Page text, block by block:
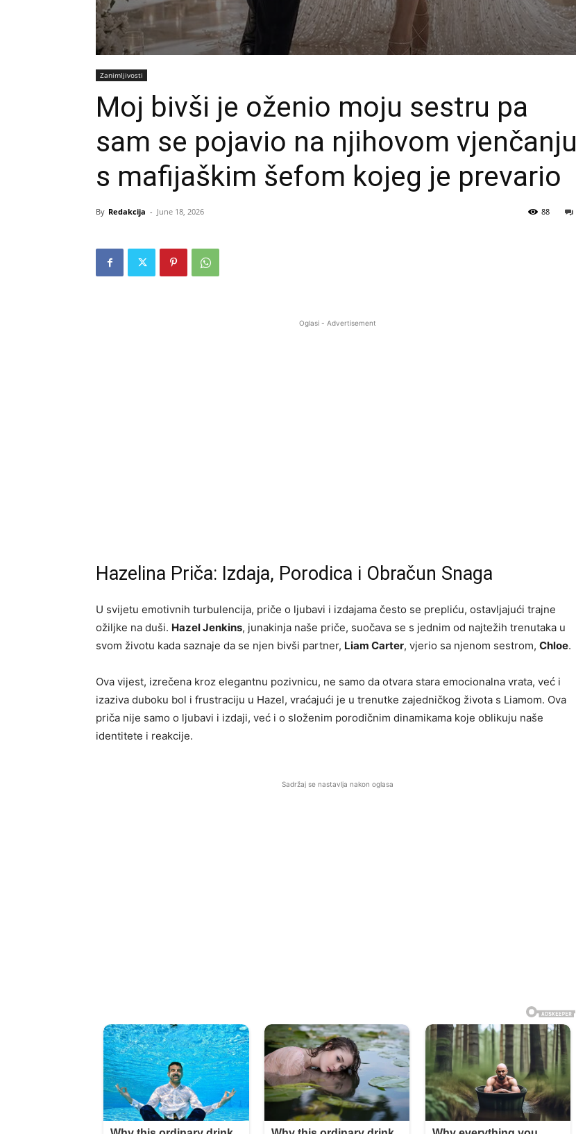
Zanimljivosti
Moj bivši je oženio moju sestru pa
sam se pojavio na njihovom vjenčanju
s mafijaškim šefom kojeg je prevario
By Redakcija - June 18, 2026 88
Oglasi - Advertisement
Hazelina Priča: Izdaja, Porodica i Obračun Snaga
U svijetu emotivnih turbulencija, priče o ljubavi i izdajama često se prepliću, ostavljajući trajne
ožiljke na duši. Hazel Jenkins, junakinja naše priče, suočava se s jednim od najtežih trenutaka u
svom životu kada saznaje da se njen bivši partner, Liam Carter, vjerio sa njenom sestrom, Chloe.
Ova vijest, izrečena kroz elegantnu pozivnicu, ne samo da otvara stara emocionalna vrata, već i
izaziva duboku bol i frustraciju u Hazel, vraćajući je u trenutke zajedničkog života s Liamom. Ova
priča nije samo o ljubavi i izdaji, već i o složenim porodičnim dinamikama koje oblikuju naše
identitete i reakcije.
Sadržaj se nastavlja nakon oglasa